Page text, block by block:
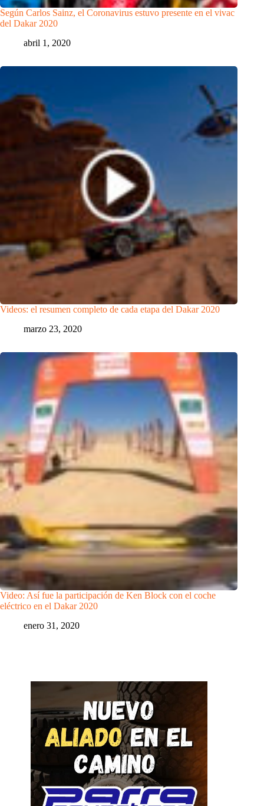
Según Carlos Sainz, el Coronavirus estuvo presente en el vivac
del Dakar 2020
abril 1, 2020
Videos: el resumen completo de cada etapa del Dakar 2020
marzo 23, 2020
Video: Así fue la participación de Ken Block con el coche
eléctrico en el Dakar 2020
enero 31, 2020